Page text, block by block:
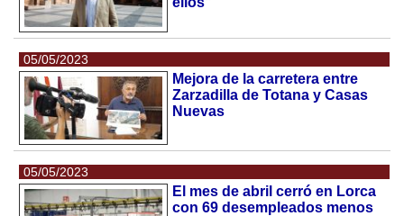
05/05/2023
Mejora de la carretera entre
Zarzadilla de Totana y Casas
Nuevas
05/05/2023
El mes de abril cerró en Lorca
con 69 desempleados menos